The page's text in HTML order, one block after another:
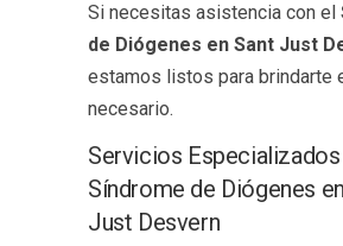
Si necesitas asistencia con el
de Diógenes en Sant Just
estamos listos para brindarte
necesario.
Servicios
Síndrome de Diógenes
Just Desvern